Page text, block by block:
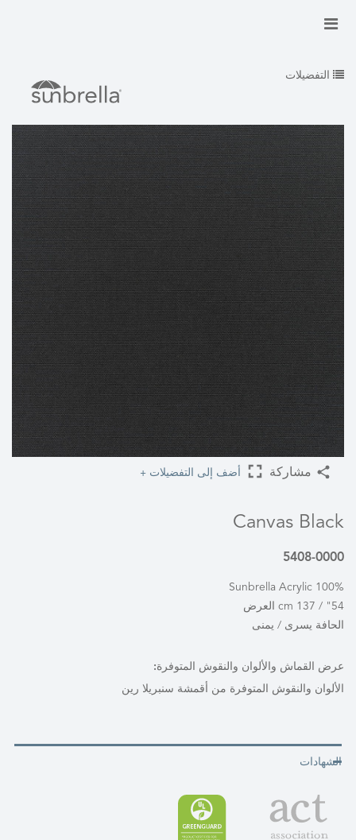
التفضيلات
مشاركة أضف إلى التفضيلات +
Canvas Black
5408-0000
100% Sunbrella Acrylic
54" / 137 cm العرض
الحافة يسرى / يمنى
عرض القماش والألوان والنقوش المتوفرة:
الألوان والنقوش المتوفرة من أقمشة سنبريلا رين
الشهادات